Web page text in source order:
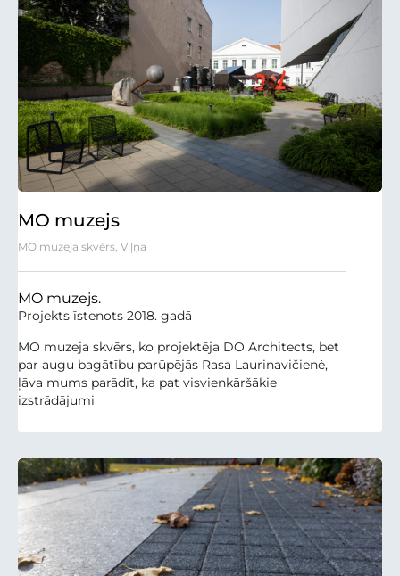
MO muzejs
MO muzeja skvērs, Viļņa
MO muzejs.
Projekts īstenots 2018. gadā
MO muzeja skvērs, ko projektēja DO Architects, bet
par augu bagātību parūpējās Rasa Laurinavičienė,
ļāva mums parādīt, ka pat visvienkāršākie
izstrādājumi